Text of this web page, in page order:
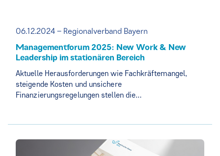
06.12.2024 – Regionalverband Bayern
Managementforum 2025: New Work & New
Leadership im stationären Bereich
Aktuelle Herausforderungen wie Fachkräftemangel,
steigende Kosten und unsichere
Finanzierungsregelungen stellen die…